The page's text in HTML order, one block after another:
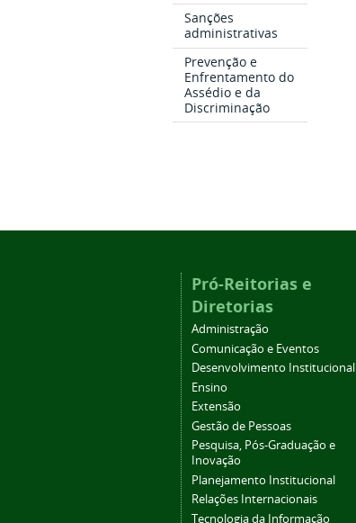
Sanções
administrativas
Prevenção e
Enfrentamento do
Assédio e da
Discriminação
Pró-Reitorias e
Diretorias
Administração
Comunicação e Eventos
Desenvolvimento Institucional
Ensino
Extensão
Gestão de Pessoas
Pesquisa, Pós-Graduação e
Inovação
Planejamento Institucional
Relações Internacionais
Tecnologia da Informação